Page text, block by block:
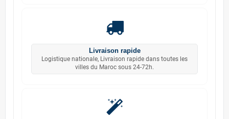
Livraison rapide
Logistique nationale, Livraison rapide dans toutes les
villes du Maroc sous 24-72h.